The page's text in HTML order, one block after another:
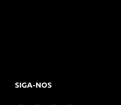
SIGA-NOS